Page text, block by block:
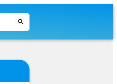
search